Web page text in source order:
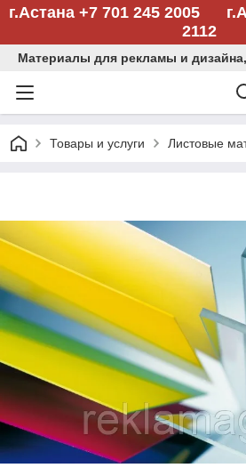
г.Астана +7 701 245 2005
2112
Материалы для рекламы и
Товары и услуги Листовые